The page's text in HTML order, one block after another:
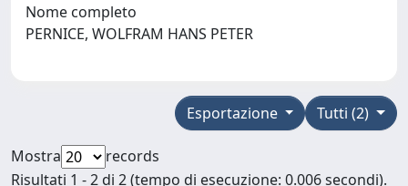
Nome completo
PERNICE, WOLFRAM HANS PETER
Tutti (2)
Esportazione
Mostra
records
Risultati 1 - 2 di 2 (tempo di esecuzione: 0.006 secondi).